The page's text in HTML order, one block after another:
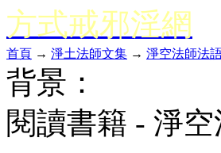
方式戒邪淫網
首頁 → 淨土法師文集 → 淨空法師法
背景：
閱讀書籍 - 淨